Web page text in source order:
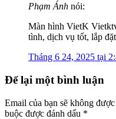
Phạm Ánh nói:
Màn hình VietK
tình, dịch vụ tốt, lắp
Tháng 6 24, 2025 tại
Để lại một bình luận
Email của bạn sẽ không
buộc được đánh dấu *